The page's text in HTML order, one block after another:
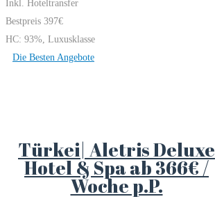
Inkl. Hoteltransfer
Bestpreis 397€
HC: 93%, Luxusklasse
Die Besten Angebote
Türkei| Aletris Deluxe
Hotel & Spa ab 366€ /
Woche p.P.